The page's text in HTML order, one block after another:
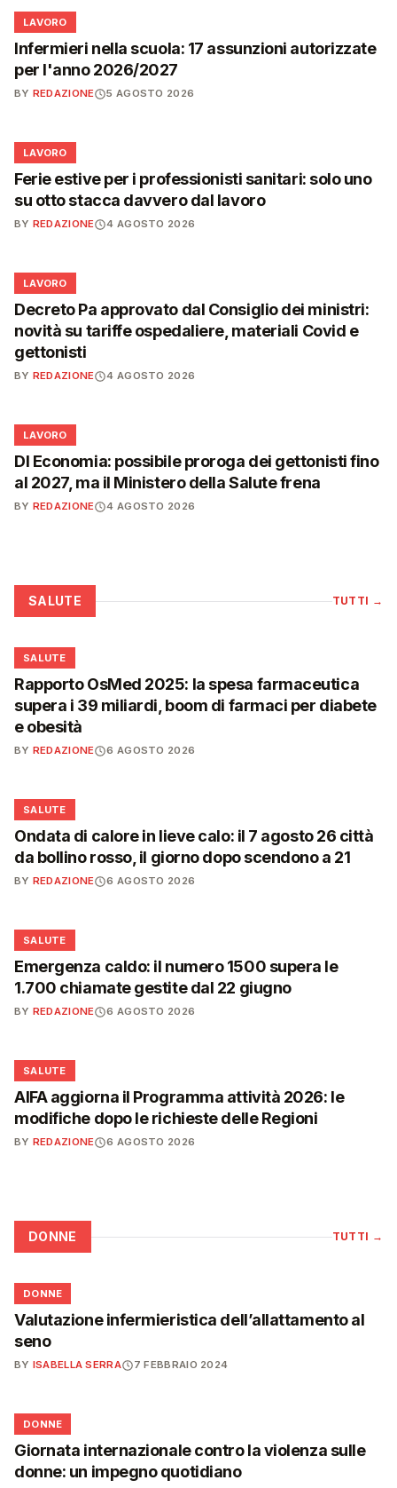
💼
LAVORO
Infermieri nella scuola: 17 assunzioni autorizzate
per l'anno 2026/2027
BY REDAZIONE 5 AGOSTO 2026
💼
LAVORO
Ferie estive per i professionisti sanitari: solo uno
su otto stacca davvero dal lavoro
BY REDAZIONE 4 AGOSTO 2026
💼
LAVORO
Decreto Pa approvato dal Consiglio dei ministri:
novità su tariffe ospedaliere, materiali Covid e
gettonisti
BY REDAZIONE 4 AGOSTO 2026
💼
LAVORO
Dl Economia: possibile proroga dei gettonisti fino
al 2027, ma il Ministero della Salute frena
BY REDAZIONE 4 AGOSTO 2026
SALUTE TUTTI →
❤️
SALUTE
Rapporto OsMed 2025: la spesa farmaceutica
supera i 39 miliardi, boom di farmaci per diabete
e obesità
BY REDAZIONE 6 AGOSTO 2026
❤️
SALUTE
Ondata di calore in lieve calo: il 7 agosto 26 città
da bollino rosso, il giorno dopo scendono a 21
BY REDAZIONE 6 AGOSTO 2026
❤️
SALUTE
Emergenza caldo: il numero 1500 supera le
1.700 chiamate gestite dal 22 giugno
BY REDAZIONE 6 AGOSTO 2026
❤️
SALUTE
AIFA aggiorna il Programma attività 2026: le
modifiche dopo le richieste delle Regioni
BY REDAZIONE 6 AGOSTO 2026
DONNE TUTTI →
🌸
DONNE
Valutazione infermieristica dell’allattamento al
seno
BY ISABELLA SERRA 7 FEBBRAIO 2024
🌸
DONNE
Giornata internazionale contro la violenza sulle
donne: un impegno quotidiano